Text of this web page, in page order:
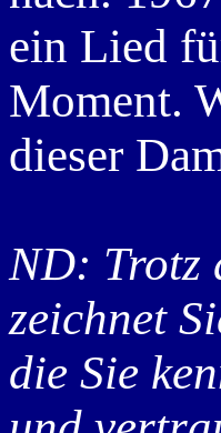
ein Lied
Moment.
dieser
ND: Trotz
zeichnet
die Sie